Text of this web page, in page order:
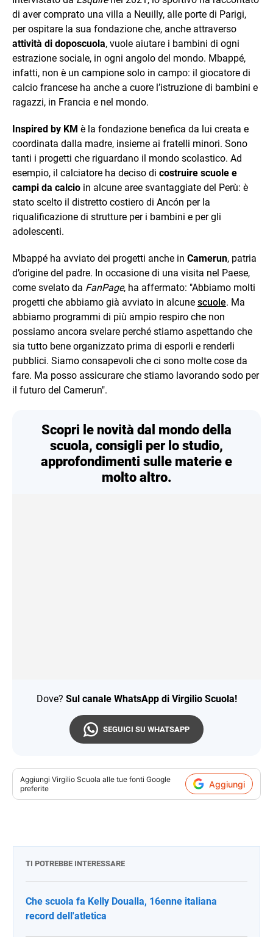
di aver comprato una villa a Neuilly, alle porte di Parigi,
per ospitare la sua fondazione che, anche attraverso
attività di doposcuola, vuole aiutare i bambini di ogni
estrazione sociale, in ogni angolo del mondo. Mbappé,
infatti, non è un campione solo in campo: il giocatore di
calcio francese ha anche a cuore l’istruzione di bambini e
ragazzi, in Francia e nel mondo.
Inspired by KM è la fondazione benefica da lui creata e
coordinata dalla madre, insieme ai fratelli minori. Sono
tanti i progetti che riguardano il mondo scolastico. Ad
esempio, il calciatore ha deciso di costruire scuole e
campi da calcio in alcune aree svantaggiate del Perù: è
stato scelto il distretto costiero di Ancón per la
riqualificazione di strutture per i bambini e per gli
adolescenti.
Mbappé ha avviato dei progetti anche in Camerun, patria
d’origine del padre. In occasione di una visita nel Paese,
come svelato da FanPage, ha affermato: "Abbiamo molti
progetti che abbiamo già avviato in alcune scuole. Ma
abbiamo programmi di più ampio respiro che non
possiamo ancora svelare perché stiamo aspettando che
sia tutto bene organizzato prima di esporli e renderli
pubblici. Siamo consapevoli che ci sono molte cose da
fare. Ma posso assicurare che stiamo lavorando sodo per
il futuro del Camerun".
Scopri le novità dal mondo della
scuola, consigli per lo studio,
approfondimenti sulle materie e
molto altro.
Dove? Sul canale WhatsApp di Virgilio Scuola!
SEGUICI SU WHATSAPP
Aggiungi Virgilio Scuola alle tue fonti Google
preferite
Aggiungi
TI POTREBBE INTERESSARE
Che scuola fa Kelly Doualla, 16enne italiana
record dell'atletica